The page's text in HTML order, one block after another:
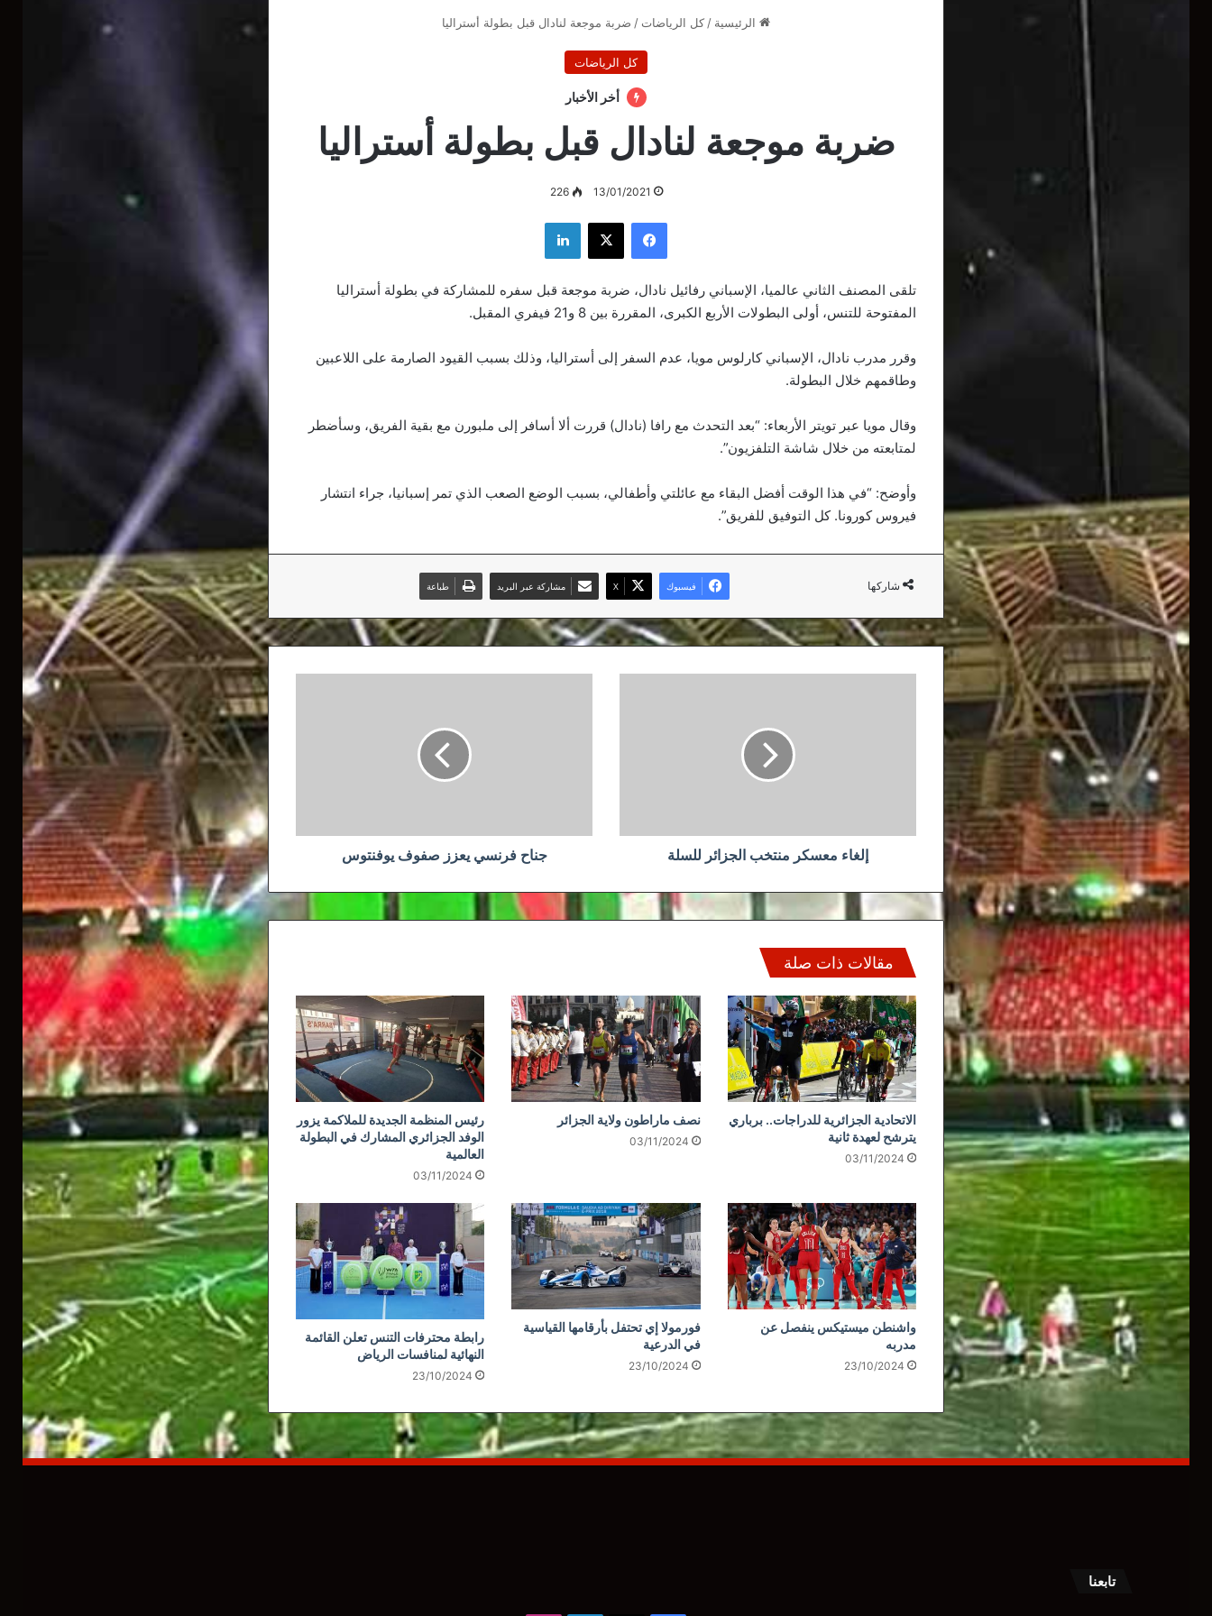
الرئيسية / كل الرياضات / ضربة موجعة لنادال قبل بطولة أستراليا
كل الرياضات
أخر الأخبار
ضربة موجعة لنادال قبل بطولة أستراليا
13/01/2021
226
فيسبوك ‫X لينكدإن
تلقى المصنف الثاني عالميا، الإسباني رفائيل نادال، ضربة موجعة قبل سفره للمشاركة في بطولة أستراليا
المفتوحة للتنس، أولى البطولات الأربع الكبرى، المقررة بين 8 و21 فيفري المقبل.
وقرر مدرب نادال، الإسباني كارلوس مويا، عدم السفر إلى أستراليا، وذلك بسبب القيود الصارمة على اللاعبين
وطاقمهم خلال البطولة.
وقال مويا عبر تويتر الأربعاء: “بعد التحدث مع رافا (نادال) قررت ألا أسافر إلى ملبورن مع بقية الفريق، وسأضطر
لمتابعته من خلال شاشة التلفزيون”.
وأوضح: “في هذا الوقت أفضل البقاء مع عائلتي وأطفالي، بسبب الوضع الصعب الذي تمر إسبانيا، جراء انتشار
فيروس كورونا. كل التوفيق للفريق”.
شاركها فيسبوك ‫X مشاركة عبر البريد طباعة
إلغاء معسكر منتخب الجزائر للسلة جناح فرنسي يعزز صفوف يوفنتوس
مقالات ذات صلة
الاتحادية الجزائرية للدراجات.. برباري
يترشح لعهدة ثانية
03/11/2024
نصف ماراطون ولاية الجزائر
03/11/2024
رئيس المنظمة الجديدة للملاكمة يزور
الوفد الجزائري المشارك في البطولة
العالمية
03/11/2024
واشنطن ميستيكس ينفصل عن
مدربه
23/10/2024
فورمولا إي تحتفل بأرقامها القياسية
في الدرعية
23/10/2024
رابطة محترفات التنس تعلن القائمة
النهائية لمنافسات الرياض
23/10/2024
تابعنا